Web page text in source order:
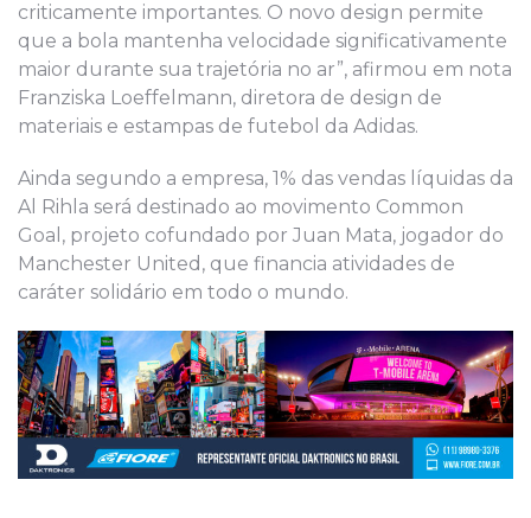
criticamente importantes. O novo design permite
que a bola mantenha velocidade significativamente
maior durante sua trajetória no ar”, afirmou em nota
Franziska Loeffelmann, diretora de design de
materiais e estampas de futebol da Adidas.
Ainda segundo a empresa, 1% das vendas líquidas da
Al Rihla será destinado ao movimento Common
Goal, projeto cofundado por Juan Mata, jogador do
Manchester United, que financia atividades de
caráter solidário em todo o mundo.